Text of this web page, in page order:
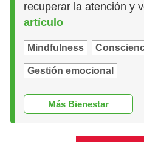
recuperar la atención y
artículo
Mindfulness
Gestión emocional
Más Bienestar